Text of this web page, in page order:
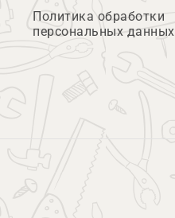
Политика обработки
персональных данных